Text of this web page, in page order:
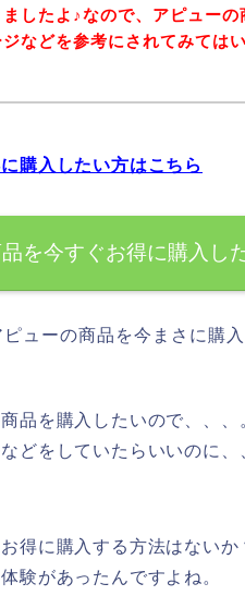
したよ♪なので、アピューの
などを参考にされてみては
購入したい方はこちら
を今すぐお得に購入し
ューの商品を今まさに購
品を購入したいので、、
どをしていたらいいのに
得に購入する方法はない
験があったんですよね。